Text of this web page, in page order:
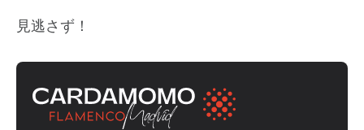
見逃さず！